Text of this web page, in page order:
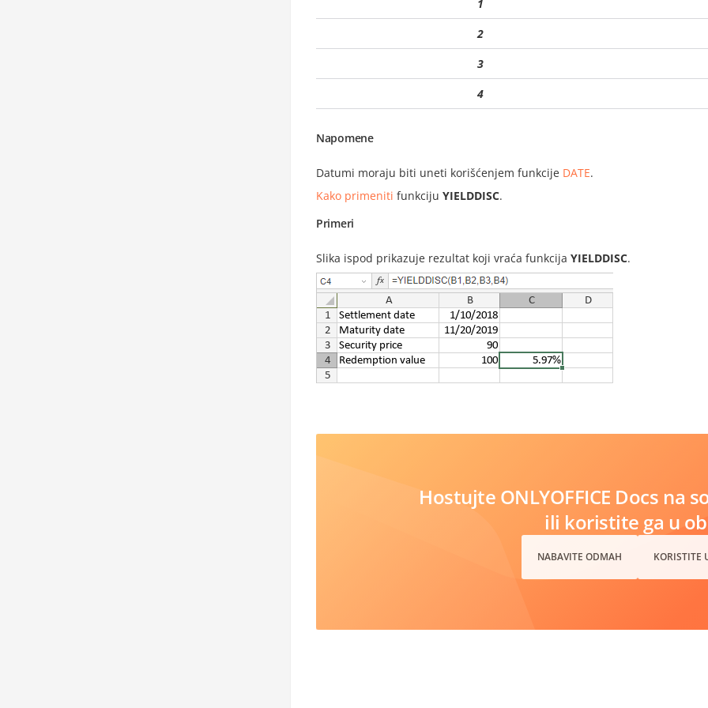
1
2
3
4
Napomene
Datumi moraju biti uneti korišćenjem funkcije DATE.
Kako primeniti funkciju YIELDDISC.
Primeri
Slika ispod prikazuje rezultat koji vraća funkcija YIELDDISC.
Hostujte ONLYOFFICE Docs na
ili koristite ga u
NABAVITE ODMAH KORISTITE